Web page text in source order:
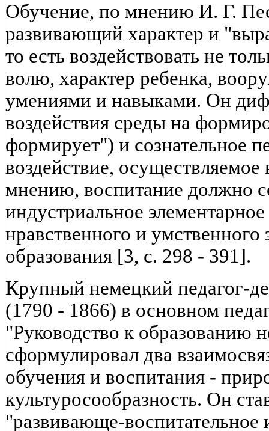
Обучение, по мнению И. Г.
развивающий характер и
то есть воздействовать не
волю, характер ребенка,
умениями и навыками. Он
воздействия среды на
формирует") и сознательное
воздействие,
мнению, воспитание должно
индустриальное
нравственного и умственного
образования [3, с. 298 - 391].
Крупный немецкий педагог-
(1790 - 1866) в основном
"Руководство к образованию
сформулировал два
обучения и воспитания -
культуросообразность. Он
"развивающе-воспитательное